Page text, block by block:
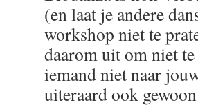
(en laat je andere
workshop niet te
daarom uit om niet
iemand niet naar
uiteraard ook